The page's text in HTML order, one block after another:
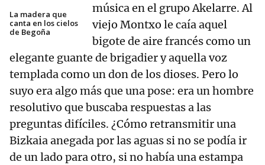
La madera que
canta en los cielos
de Begoña
música en el grupo Akelarre. Al
viejo Montxo le caía aquel
bigote de aire francés como un
elegante guante de brigadier y aquella voz
templada como un don de los dioses. Pero lo
suyo era algo más que una pose: era un hombre
resolutivo que buscaba respuestas a las
preguntas difíciles. ¿Cómo retransmitir una
Bizkaia anegada por las aguas si no se podía ir
de un lado para otro, si no había una estampa